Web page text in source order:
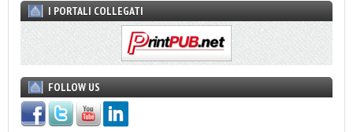
I PORTALI COLLEGATI
FOLLOW US